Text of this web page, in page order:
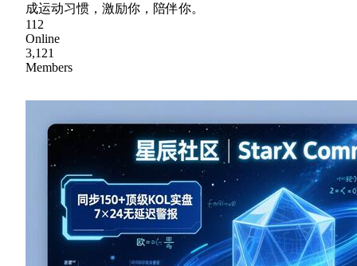
成运动习惯，激励你，陪伴你。
112
Online
3,121
Members